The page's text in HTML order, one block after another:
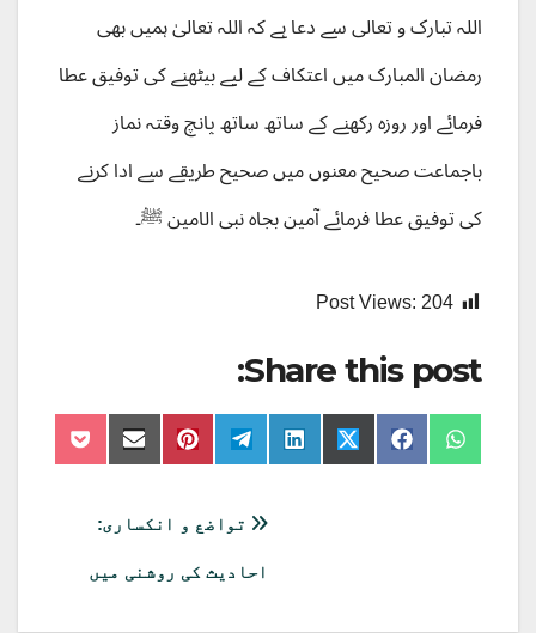
اللہ تبارک و تعالی سے دعا ہے کہ اللہ تعالیٰ ہمیں بھی
رمضان المبارک میں اعتکاف کے لیے بیٹھنے کی توفیق عطا
فرمائے اور روزہ رکھنے کے ساتھ ساتھ پانچ وقتہ نماز
باجماعت صحیح معنوں میں صحیح طریقے سے ادا کرنے
کی توفیق عطا فرمائے آمین بجاہ نبی الامین ﷺ۔
Post Views: 204
Share this post:
Share
on
Share
on
Share
on
Share
on
Share
on
Share
on
Share
on
Share
on
نیویگیشن
تواضع و انکساری:
احادیث کی روشنی میں